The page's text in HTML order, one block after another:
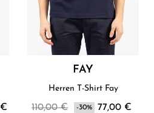
FAY
Herren T-Shirt Fay
110,00 € -30% 77,00 €